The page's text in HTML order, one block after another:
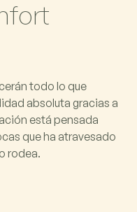
fort
todo lo que
absoluta gracias a
está pensada
que ha atravesado
rodea.